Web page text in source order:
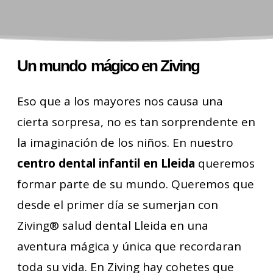
Un mundo mágico en Ziving
Eso que a los mayores nos causa una
cierta sorpresa, no es tan sorprendente en
la imaginación de los niños. En nuestro
centro dental infantil en Lleida queremos
formar parte de su mundo. Queremos que
desde el primer día se sumerjan con
Ziving® salud dental Lleida en una
aventura mágica y única que recordaran
toda su vida. En Ziving hay cohetes que